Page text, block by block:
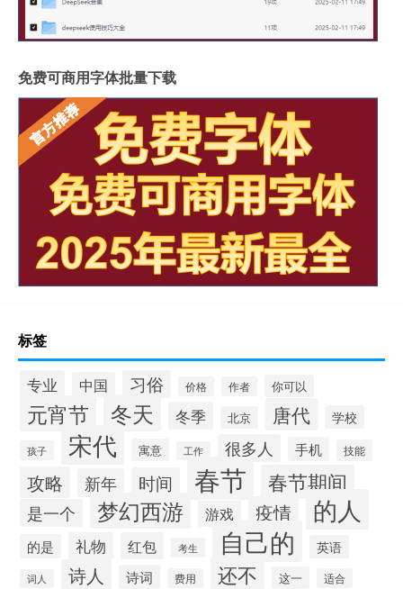
免费可商用字体批量下载
标签
专业 中国 习俗 价格 作者 你可以
元宵节 冬天 冬季 北京 唐代 学校
孩子 宋代 寓意 工作 很多人 手机 技能
攻略 新年 时间 春节 春节期间
是一个 梦幻西游 游戏 疫情 的人
的是 礼物 红包 考生 自己的 英语
词人 诗人 诗词 费用 还不 这一 适合